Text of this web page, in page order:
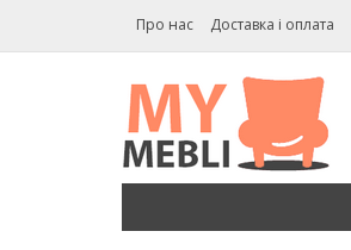
Про нас Доставка і оплата